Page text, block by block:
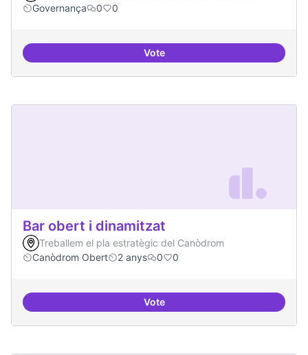
Governança
0 0
VoteAsamblea definida
Bar obert i dinamitzat
Treballem el pla estratègic del Canòdrom
Canòdrom Obert
2 anys 0 0
VoteBar obert i dinamitzat